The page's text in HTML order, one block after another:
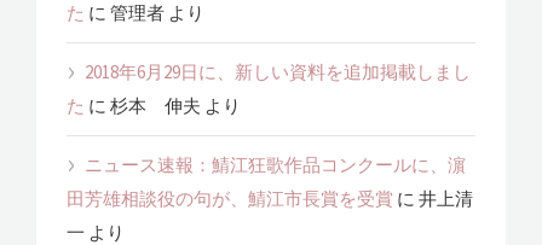
た に 管理者 より
2018年6月29日に、新しい資料を追加掲載しまし
た に 杉本 伸夫 より
ニュース速報：鯖江狂歌作品コンクールに、濵
田芳雄相談役の句が、鯖江市長賞を受賞 に 井上清
一 より